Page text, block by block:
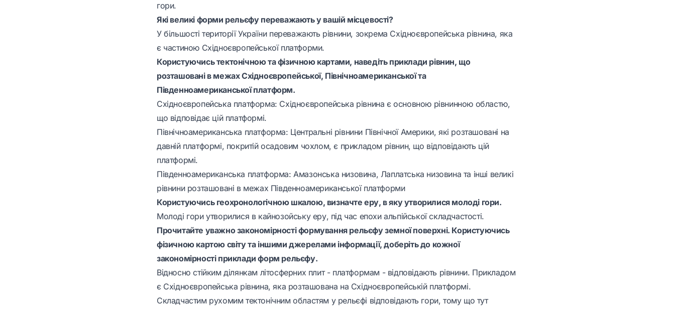
гори.
Які великі форми рельєфу переважають у вашій місцевості?
У більшості території України переважають рівнини, зокрема Східноєвропейська рівнина, яка
є частиною Східноєвропейської платформи.
Користуючись тектонічною та фізичною картами, наведіть приклади рівнин, що
розташовані в межах Східноєвропейської, Північноамериканської та
Південноамериканської платформ.
Східноєвропейська платформа: Східноєвропейська рівнина є основною рівнинною областю,
що відповідає цій платформі.
Північноамериканська платформа: Центральні рівнини Північної Америки, які розташовані на
давній платформі, покритій осадовим чохлом, є прикладом рівнин, що відповідають цій
платформі.
Південноамериканська платформа: Амазонська низовина, Лаплатська низовина та інші великі
рівнини розташовані в межах Південноамериканської платформи
Користуючись геохронологічною шкалою, визначте еру, в яку утворилися молоді гори.
Молоді гори утворилися в кайнозойську еру, під час епохи альпійської складчастості.
Прочитайте уважно закономірності формування рельєфу земної поверхні. Користуючись
фізичною картою світу та іншими джерелами інформації, доберіть до кожної
закономірності приклади форм рельєфу.
Відносно стійким ділянкам літосферних плит - платформам - відповідають рівнини. Прикладом
є Східноєвропейська рівнина, яка розташована на Східноєвропейській платформі.
Складчастим рухомим тектонічним областям у рельєфі відповідають гори, тому що тут